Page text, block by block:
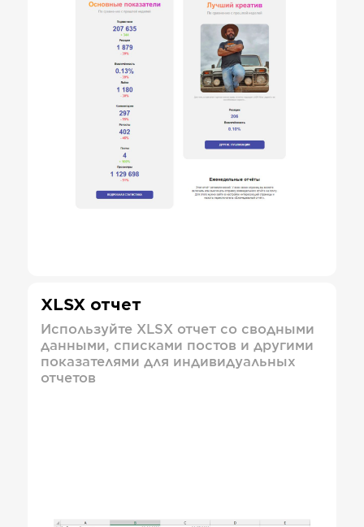
XLSX отчет
Используйте XLSX отчет со сводными
данными, списками постов и другими
показателями для индивидуальных
отчетов